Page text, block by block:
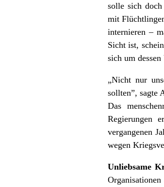
solle sich
mit
internieren –
Sicht ist,
sich um
„Nicht nur
sollten”, sagte
Das
Regierungen
vergangenen
wegen
Unliebsame